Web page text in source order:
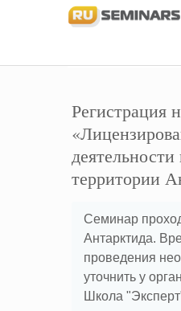
Курсы
Тренинги
Организаторы
Войти
Регистрация
Регистрация
деятельности
территории
Семинар
Антарктида.
проведения
уточнить у
Школа